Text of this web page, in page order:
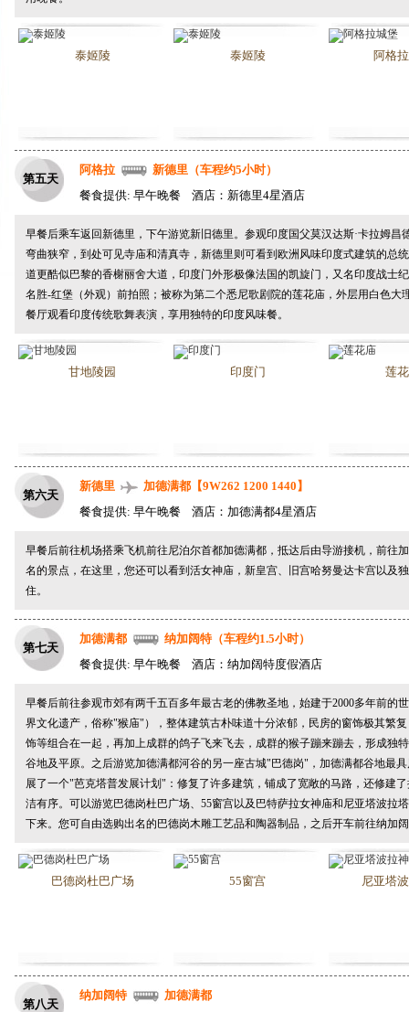
泰姬陵 泰姬陵 阿格
第五天
阿格拉
新德里（车程约5小时）
餐食提供: 早午晚餐 酒店：新德里4星酒店
早餐后乘车返回新德里，下午游览新旧德里。参观印度国父莫汉达斯·卡拉姆昌
弯曲狭窄，到处可见寺庙和清真寺，新德里则可看到欧洲风味印度式建筑的总
道更酷似巴黎的香榭丽舍大道， 印度门外形极像法国的凯旋门，又名印度战士
名胜-红堡 （外观）前拍照；被称为第二个悉尼歌剧院的莲花庙 ，外层用白色大
餐厅观看印度传统歌舞表演 ，享用独特的印度风味餐。
甘地陵园 印度门 莲
第六天
新德里
加德满都【9W262 1200 1440】
餐食提供: 早午晚餐 酒店：加德满都4星酒店
早餐后前往机场搭乘飞机前往尼泊尔首都加德满都，抵达后由导游接机，前往
名的景点，在这里，您还可以看到 活女神庙 ， 新皇宫、 旧宫哈努曼达卡宫以及
住。
第七天
加德满都
纳加阔特（车程约1.5小时）
餐食提供: 早午晚餐 酒店：纳加阔特度假酒店
早餐后前往参观市郊有两千五百多年最古老的佛教圣地，始建于2000多年前的
界文化遗产，俗称"猴庙"），整体建筑古朴味道十分浓郁，民房的窗饰极其繁
饰等组合在一起，再加上成群的鸽子飞来飞去，成群的猴子蹦来蹦去，形成独
谷地及平原。之后游览加德满都河谷的另一座古城" 巴德岗" ，加德满都谷地最
展了一个"芭克塔普发展计划"：修复了许多建筑，铺成了宽敞的马路，还修建
洁有序。可以游览巴德岗杜巴广场、 55窗宫以及 巴特萨拉女神庙和尼亚塔波拉塔
下来。您可自由选购出名的巴德岗木雕工艺品和陶器制品，之后开车前往纳加
巴德岗杜巴广场 55窗宫 尼亚塔
第八天
纳加阔特
加德满都